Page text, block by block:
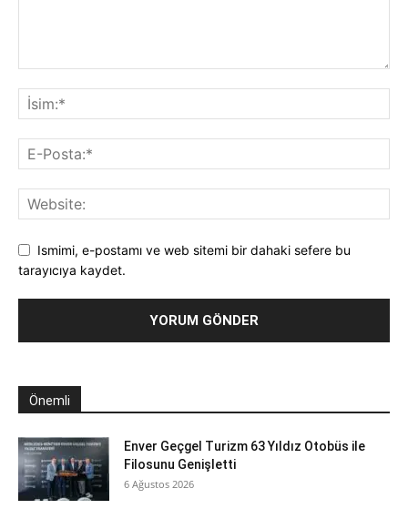
Ismimi, e-postamı ve web sitemi bir dahaki sefere bu
tarayıcıya kaydet.
Önemli
Enver Geçgel Turizm 63 Yıldız Otobüs ile
Filosunu Genişletti
6 Ağustos 2026